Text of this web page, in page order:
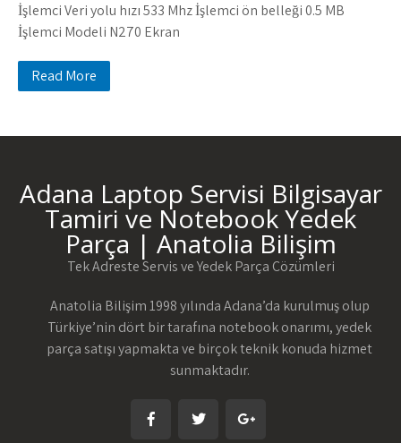
İşlemci Veri yolu hızı 533 Mhz İşlemci ön belleği 0.5 MB
İşlemci Modeli N270 Ekran
Read More
Adana Laptop Servisi Bilgisayar
Tamiri ve Notebook Yedek
Parça | Anatolia Bilişim
Tek Adreste Servis ve Yedek Parça Çözümleri
Anatolia Bilişim 1998 yılında Adana’da kurulmuş olup
Türkiye’nin dört bir tarafına notebook onarımı, yedek
parça satışı yapmakta ve birçok teknik konuda hizmet
sunmaktadır.